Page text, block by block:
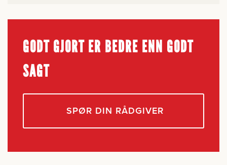
GODT GJORT ER BEDRE ENN GODT
SAGT
SPØR DIN RÅDGIVER